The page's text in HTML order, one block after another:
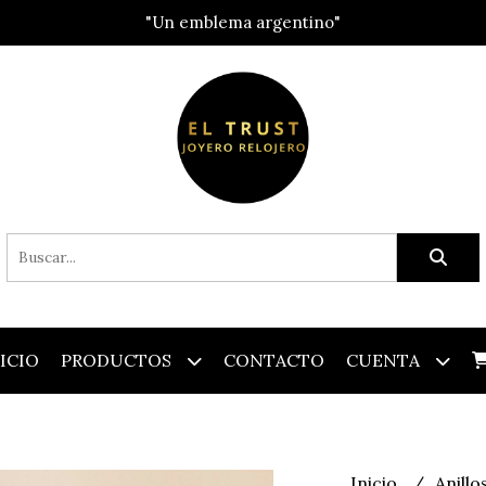
"Un emblema argentino"
PRODUCTOS CONTACTO CUENTA